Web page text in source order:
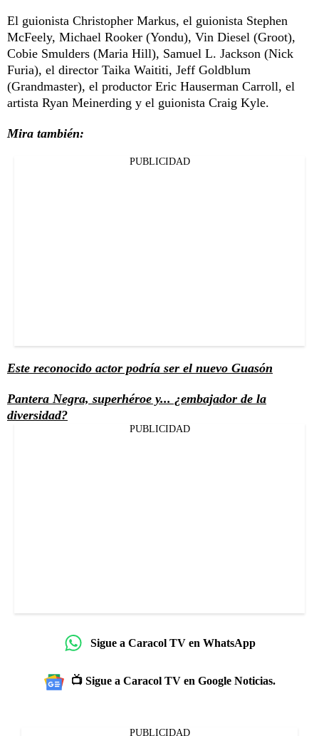
El guionista Christopher Markus, el guionista Stephen
McFeely, Michael Rooker (Yondu), Vin Diesel (Groot),
Cobie Smulders (Maria Hill), Samuel L. Jackson (Nick
Furia), el director Taika Waititi, Jeff Goldblum
(Grandmaster), el productor Eric Hauserman Carroll, el
artista Ryan Meinerding y el guionista Craig Kyle.
Mira también:
PUBLICIDAD
Este reconocido actor podría ser el nuevo Guasón
Pantera Negra, superhéroe y... ¿embajador de la
diversidad?
PUBLICIDAD
Sigue a Caracol TV en WhatsApp
📺 Sigue a Caracol TV en Google Noticias.
PUBLICIDAD